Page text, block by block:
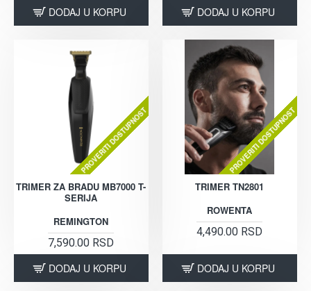
DODAJ U KORPU DODAJ U KORPU
PROVERITI DOSTUPNOST
TRIMER ZA BRADU MB7000 T-
SERIJA
REMINGTON
7,590.00 RSD
DODAJ U KORPU
PROVERITI DOSTUPNOST
TRIMER TN2801
ROWENTA
4,490.00 RSD
DODAJ U KORPU